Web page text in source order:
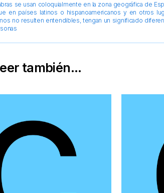
se usan coloquialmente en la zona geográfica de
en países latinos o hispanoamericanos y en otros
no resulten entendibles, tengan un significado
también...